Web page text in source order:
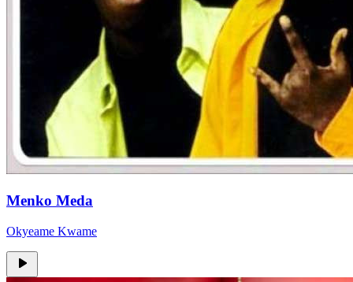
Menko Meda
Okyeame Kwame